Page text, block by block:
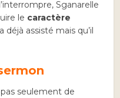
Sganarelle
le caractère
déjà assisté mais qu’il
pas seulement de